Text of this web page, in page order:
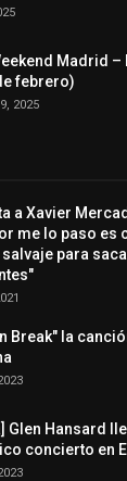
Madrid
febrero)
2025
a Xavier
me lo paso es
para
Break" la
Glen Hansard
concierto en